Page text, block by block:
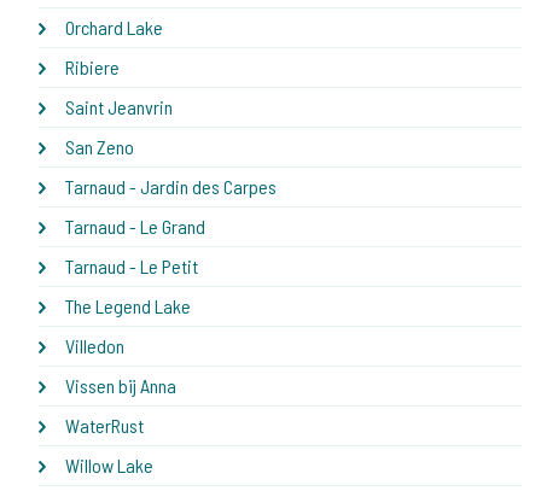
Orchard Lake
Ribiere
Saint Jeanvrin
San Zeno
Tarnaud - Jardin des Carpes
Tarnaud - Le Grand
Tarnaud - Le Petit
The Legend Lake
Villedon
Vissen bij Anna
WaterRust
Willow Lake